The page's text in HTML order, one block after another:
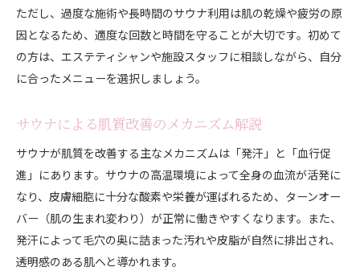
ただし、過度な施術や長時間のサウナ利用は肌の乾燥や疲労の原
因となるため、適度な回数と時間を守ることが大切です。初めて
の方は、エステティシャンや施設スタッフに相談しながら、自分
に合ったメニューを選択しましょう。
サウナによる肌質改善のメカニズム解説
サウナが肌質を改善する主なメカニズムは「発汗」と「血行促
進」にあります。サウナの高温環境によって全身の血流が活発に
なり、皮膚細胞に十分な酸素や栄養が運ばれるため、ターンオー
バー（肌の生まれ変わり）が正常に働きやすくなります。また、
発汗によって毛穴の奥に詰まった汚れや皮脂が自然に排出され、
透明感のある肌へと導かれます。